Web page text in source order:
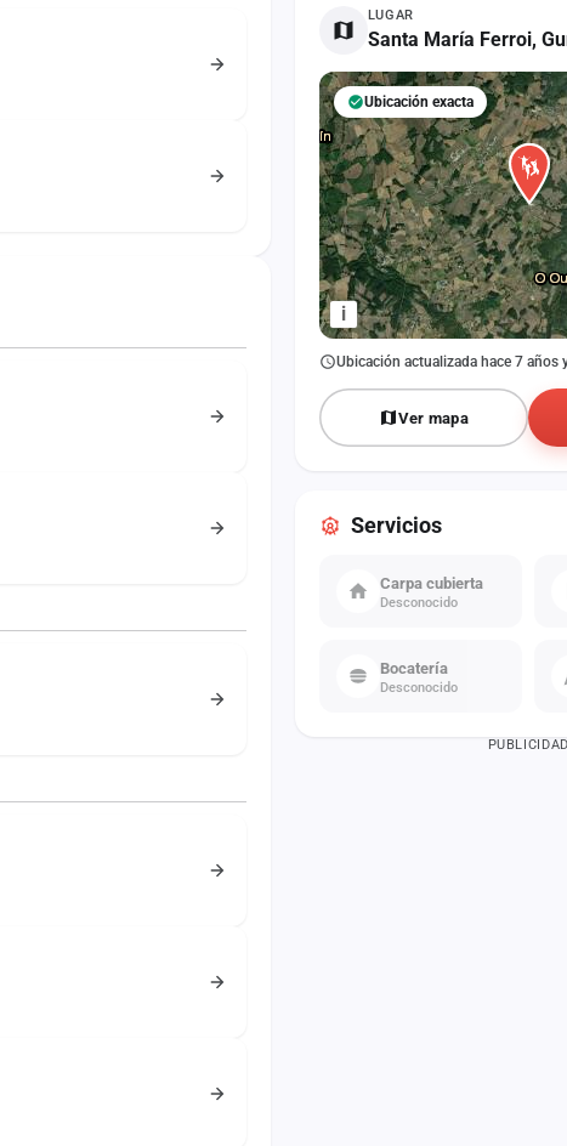
LUGAR
Santa María Ferroi,
i
Ubicación exacta
Ubicación actualizada hace 7 años
Ver mapa
Servicios
Carpa cubierta
Desconocido
Bocatería
Desconocido
PUBLICIDAD